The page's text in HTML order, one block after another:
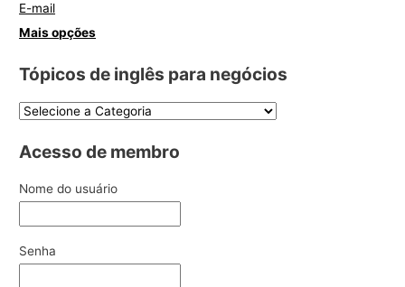
E-mail
Mais opções
Tópicos de inglês para negócios
Acesso de membro
Nome do usuário
Senha